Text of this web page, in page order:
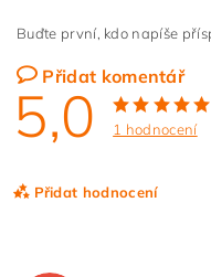
Buďte první, kdo napíše
Přidat komentář
5,0 1 hodnocení
Přidat hodnocení